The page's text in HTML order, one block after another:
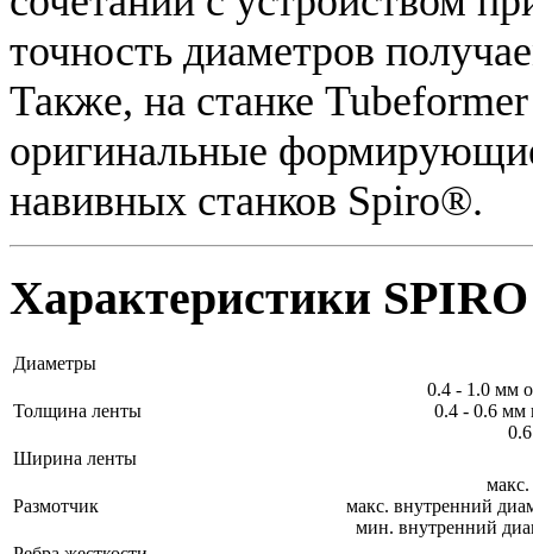
точность диаметров
Также, на станке
оригинальные
навивных станков Spiro®.
Характеристики
Диаметры
Толщина ленты
0.4 - 1.0 мм
0.4 - 0.6 мм
Ширина ленты
Размотчик
макс. внутренний
мин. внутренний